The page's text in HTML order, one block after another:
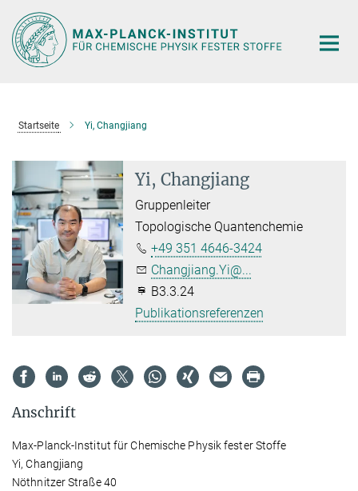
Hauptinhalt
Startseite Yi, Changjiang
Yi, Changjiang
Gruppenleiter
Topologische Quantenchemie
+49 351 4646-3424
Changjiang.Yi@...
B3.3.24
Publikationsreferenzen
Anschrift
Max-Planck-Institut für Chemische Physik fester Stoffe
Yi, Changjiang
Nöthnitzer Straße 40